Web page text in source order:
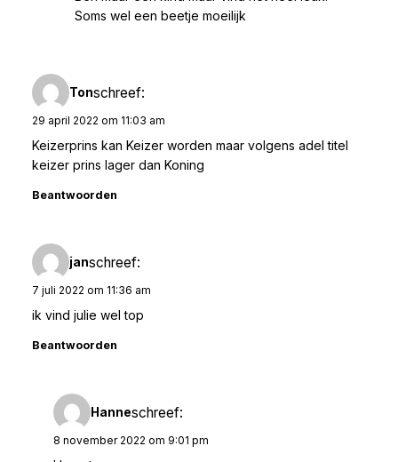
Soms wel een beetje moeilijk
Tonschreef:
29 april 2022 om 11:03 am
Keizerprins kan Keizer worden maar volgens adel titel
keizer prins lager dan Koning
Beantwoorden
janschreef:
7 juli 2022 om 11:36 am
ik vind julie wel top
Beantwoorden
Hanneschreef:
8 november 2022 om 9:01 pm